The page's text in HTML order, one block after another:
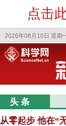
点击
头 条
从零起步 他在“